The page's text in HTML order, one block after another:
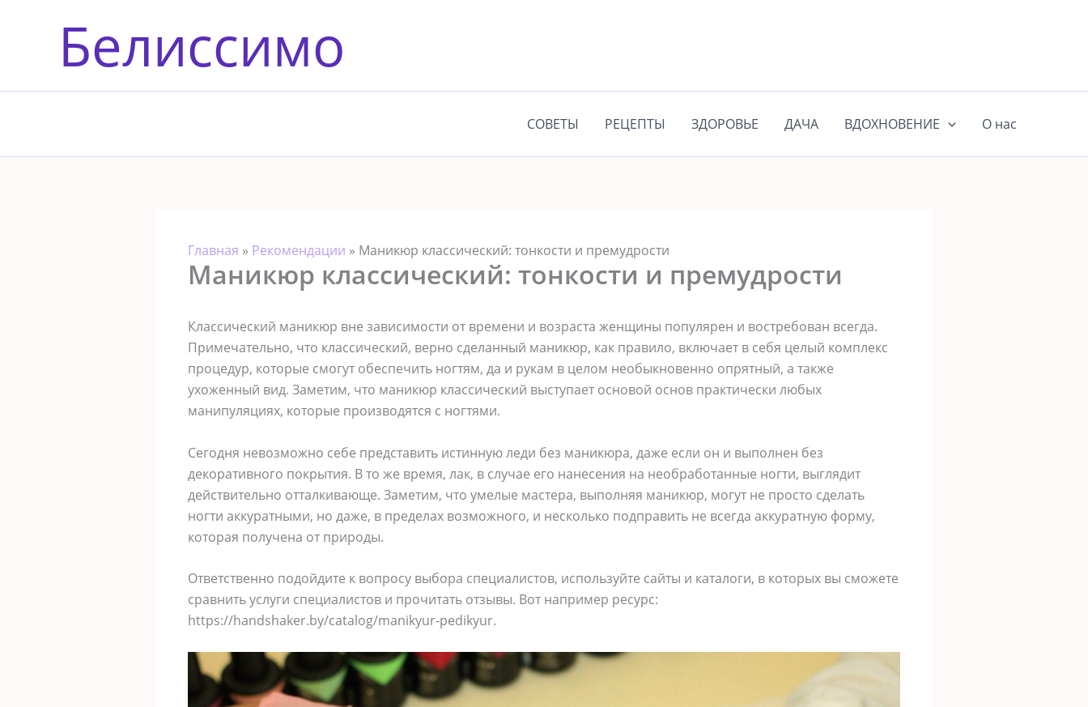
содержимомуБелиссимо
СОВЕТЫ РЕЦЕПТЫ ЗДОРОВЬЕ ДАЧА ВДОХНОВЕНИЕ О нас
Главная » Рекомендации » Маникюр классический: тонкости и премудрости
Маникюр классический: тонкости и премудрости
Классический маникюр вне зависимости от времени и возраста женщины популярен и востребован всегда.
Примечательно, что классический, верно сделанный маникюр, как правило, включает в себя целый комплекс
процедур, которые смогут обеспечить ногтям, да и рукам в целом необыкновенно опрятный, а также
ухоженный вид. Заметим, что маникюр классический выступает основой основ практически любых
манипуляциях, которые производятся с ногтями.
Сегодня невозможно себе представить истинную леди без маникюра, даже если он и выполнен без
декоративного покрытия. В то же время, лак, в случае его нанесения на необработанные ногти, выглядит
действительно отталкивающе. Заметим, что умелые мастера, выполняя маникюр, могут не просто сделать
ногти аккуратными, но даже, в пределах возможного, и несколько подправить не всегда аккуратную форму,
которая получена от природы.
Ответственно подойдите к вопросу выбора специалистов, используйте сайты и каталоги, в которых вы сможете
сравнить услуги специалистов и прочитать отзывы. Вот например ресурс:
https://handshaker.by/catalog/manikyur-pedikyur.